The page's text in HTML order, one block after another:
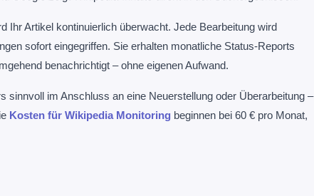
Ihr Artikel kontinuierlich überwacht. Jede Bearbeitung wird
sofort eingegriffen. Sie erhalten monatliche Status-Reports
benachrichtigt – ohne eigenen Aufwand.
sinnvoll im Anschluss an eine Neuerstellung oder Überarbeitung –
Kosten für Wikipedia Monitoring beginnen bei 60 € pro Monat,